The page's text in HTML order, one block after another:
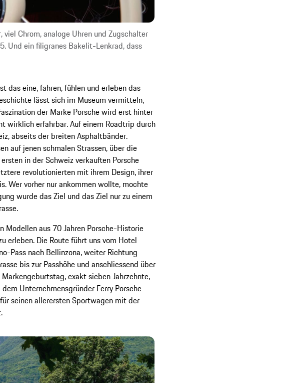
Chrom, analoge Uhren und Zugschalter
Und ein filigranes Bakelit-Lenkrad, dass
das eine, fahren, fühlen und erleben das
lässt sich im Museum vermitteln,
der Marke Porsche wird erst hinter
wirklich erfahrbar. Auf einem Roadtrip durch
abseits der breiten Asphaltbänder.
auf jenen schmalen Strassen, über die
in der Schweiz verkauften Porsche
revolutionierten mit ihrem Design, ihrer
Wer vorher nur ankommen wollte, mochte
wurde das Ziel und das Ziel nur zu einem
Modellen aus 70 Jahren Porsche-Historie
erleben. Die Route führt uns vom Hotel
Pass nach Bellinzona, weiter Richtung
bis zur Passhöhe und anschliessend über
exakt sieben Jahrzehnte,
Unternehmensgründer Ferry Porsche
seinen allerersten Sportwagen mit der